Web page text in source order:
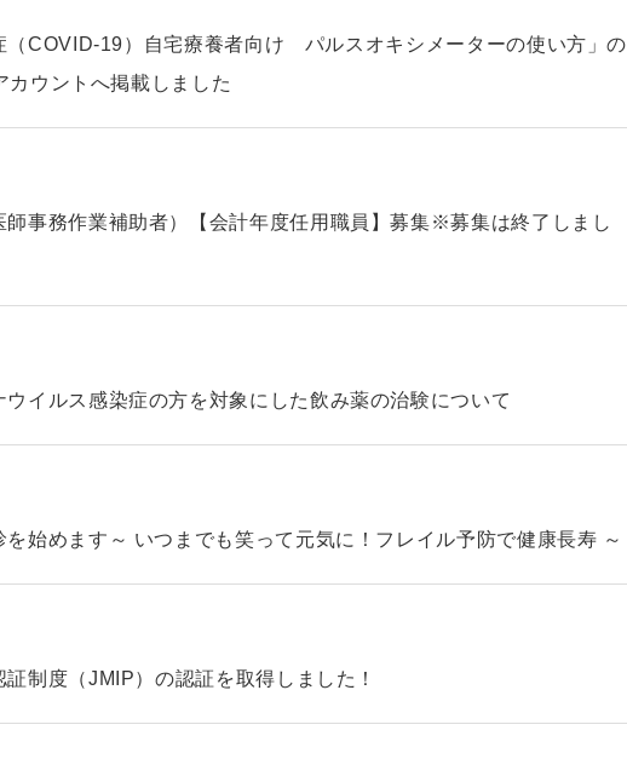
（COVID-19）自宅療養者向け パルスオキシメーターの使い方」の
ウントへ掲載しました
師事務作業補助者）【会計年度任用職員】募集※募集は終了しまし
イルス感染症の方を対象にした飲み薬の治験について
始めます～ いつまでも笑って元気に！フレイル予防で健康長寿 ～
制度（JMIP）の認証を取得しました！